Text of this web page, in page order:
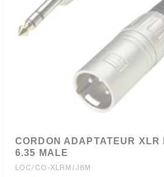
CORDON ADAPTATEUR XLR
6.35 MALE
LOC/CO-XLRM/J6M